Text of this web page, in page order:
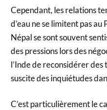
Cependant, les relations
d’eau ne se limitent pas
Népal se sont souvent
des pressions lors des
l’Inde de reconsidérer
suscite des inquiétudes
C’est particulièrement le